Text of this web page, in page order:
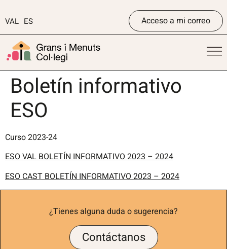
VAL ES Acceso a mi correo
Boletín informativo
ESO
Curso 2023-24
ESO VAL BOLETÍN INFORMATIVO 2023 – 2024
ESO CAST BOLETÍN INFORMATIVO 2023 – 2024
¿Tienes alguna duda o sugerencia?
Contáctanos